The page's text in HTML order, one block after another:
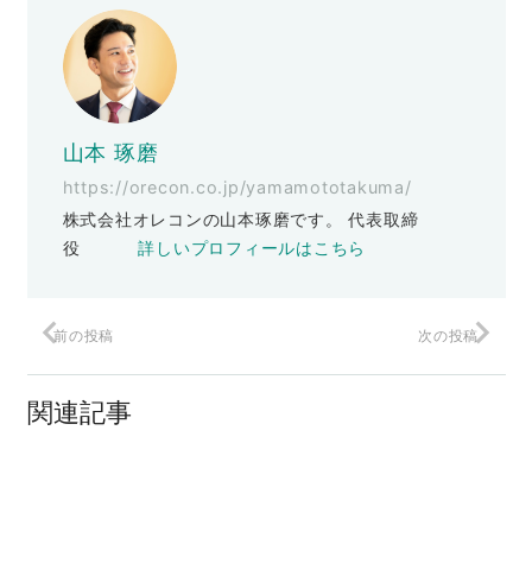
山本 琢磨
https://orecon.co.jp/yamamototakuma/
株式会社オレコンの山本琢磨です。 代表取締
役詳しいプロフィールはこちら
前の投稿 次の投稿
関連記事